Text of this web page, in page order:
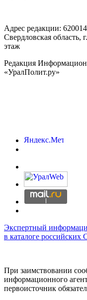
Адрес редакции: 620014
Свердловская область, г.
этаж
Редакция
«УралПолит.ру»
Экспертный
в каталоге
При заимствовании
информационного
первоисточник